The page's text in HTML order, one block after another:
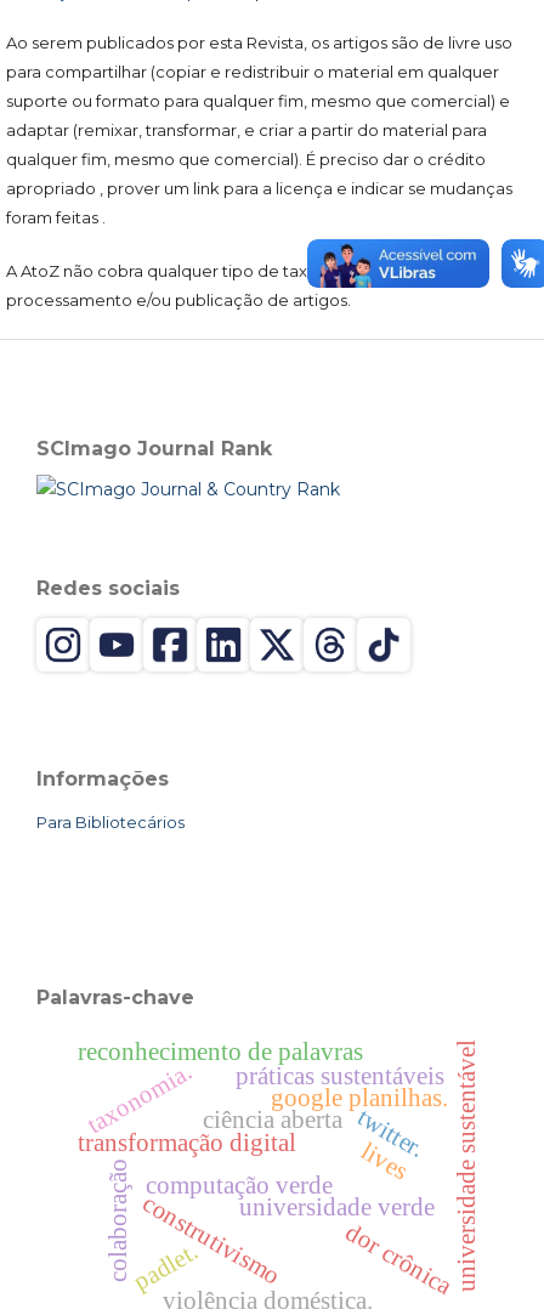
Ao serem publicados por esta Revista, os artigos são de livre uso
para compartilhar (copiar e redistribuir o material em qualquer
suporte ou formato para qualquer fim, mesmo que comercial) e
adaptar (remixar, transformar, e criar a partir do material para
qualquer fim, mesmo que comercial). É preciso dar o crédito
apropriado , prover um link para a licença e indicar se mudanças
foram feitas .
A AtoZ não cobra qualquer tipo de taxa para submissão e/ou
processamento e/ou publicação de artigos.
SCImago Journal Rank
Redes sociais
Informações
Para Bibliotecários
Palavras-chave
ciência aberta
google planilhas.
transformação digital
computação verde
universidade verde universidade sustentável
práticas sustentáveis
taxonomia.
reconhecimento de palavras
construtivismo
colaboraçãopadlet.
violência doméstica.dor crônica
twitter.
lives